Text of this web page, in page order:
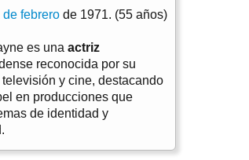
de febrero de 1971. (55 años)
es una actriz
reconocida por su
y cine, destacando
en producciones que
de identidad y